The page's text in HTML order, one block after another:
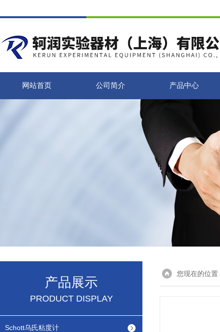
网站首页 公司简介 产品中心
产品展示
PRODUCT DISPLAY
Schott乌氏粘度计
您现在的位置